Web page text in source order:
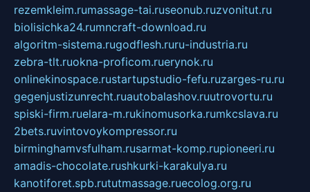
rezemkleim.rumassage-tai.ruseonub.ruzvonitut.ru
biolisichka24.rumncraft-download.ru
algoritm-sistema.rugodflesh.ruru-industria.ru
zebra-tlt.ruokna-proficom.ruerynok.ru
onlinekinospace.rustartupstudio-fefu.ruzarges-ru.ru
gegenjustizunrecht.ruautobalashov.ruutrovortu.ru
spiski-firm.ruelara-m.rukinomusorka.rumkcslava.ru
2bets.ruvintovoykompressor.ru
birminghamvsfulham.rusarmat-komp.rupioneeri.ru
amadis-chocolate.rushkurki-karakulya.ru
kanotiforet.spb.rututmassage.ruecolog.org.ru